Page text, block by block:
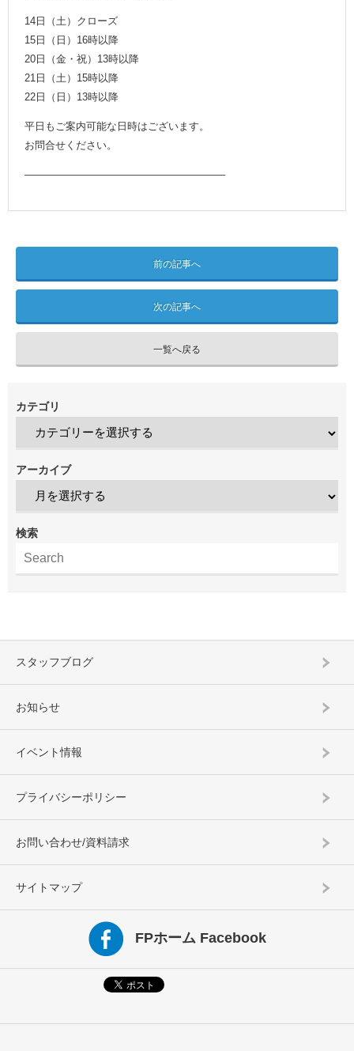
14日（土）クローズ
15日（日）16時以降
20日（金・祝）13時以降
21日（土）15時以降
22日（日）13時以降
平日もご案内可能な日時はございます。
お問合せください。
———————————————————–
前の記事へ
次の記事へ
一覧へ戻る
カテゴリ
アーカイブ
検索
スタッフブログ
お知らせ
イベント情報
プライバシーポリシー
お問い合わせ/資料請求
サイトマップ
FPホーム Facebook